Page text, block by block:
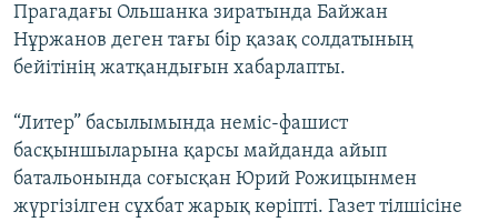
Прагадағы Ольшанка зиратында Байжан
Нұржанов деген тағы бір қазақ солдатының
бейітінің жатқандығын хабарлапты.
“Литер” басылымында неміс-фашист
басқыншыларына қарсы майданда айып
батальонында соғысқан Юрий Рожицынмен
жүргізілген сұхбат жарық көріпті. Газет тілшісіне